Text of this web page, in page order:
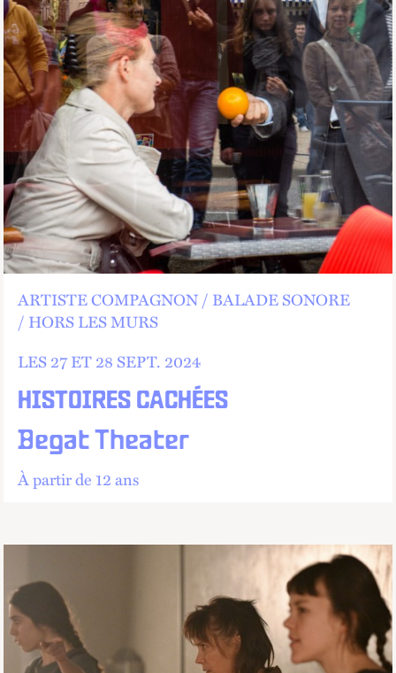
HISTOIRES CACHÉES
Begat Theater
ARTISTE COMPAGNON
BALADE SONORE
HORS LES MURS
LES 27 ET28 SEPT. 2024
À partir de 12 ans